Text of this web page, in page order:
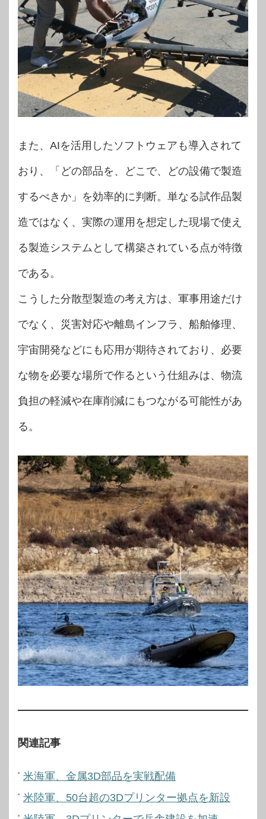
また、AIを活用したソフトウェアも導入されて
おり、「どの部品を、どこで、どの設備で製造
するべきか」を効率的に判断。単なる試作品製
造ではなく、実際の運用を想定した現場で使え
る製造システムとして構築されている点が特徴
である。
こうした分散型製造の考え方は、軍事用途だけ
でなく、災害対応や離島インフラ、船舶修理、
宇宙開発などにも応用が期待されており、必要
な物を必要な場所で作るという仕組みは、物流
負担の軽減や在庫削減にもつながる可能性があ
る。
関連記事
米海軍、金属3D部品を実戦配備
米陸軍、50台超の3Dプリンター拠点を新設